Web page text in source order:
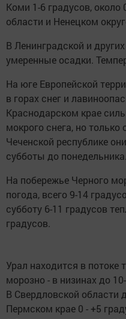
Коми 1-6 градусов,
области и Ненецком
В Ленинградской и
умеренные осадки.
На юге Европейской
в горах снег и
Краснодарском крае
мокрого снега, но
Чеченской республике
субботы до понедельника.
На побережье Черного
погода, всего 9-14
субботу 6-11 градусов
градусов.
Урал находится в потоке
морозно - в низинах до
В Свердловской области
Пермском крае 0 - +5